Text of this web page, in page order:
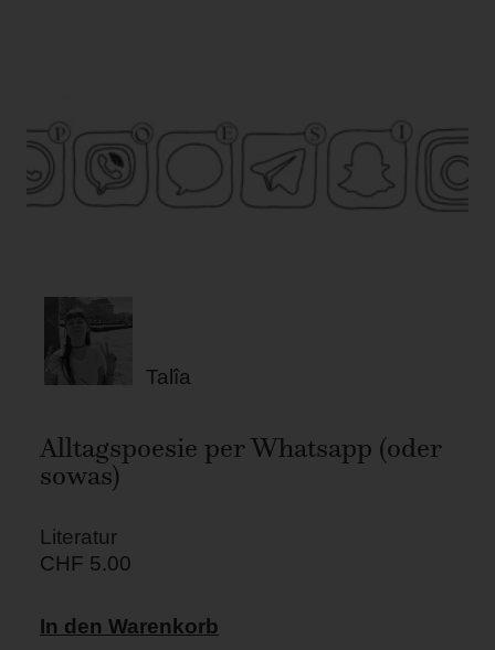
Talîa
Alltagspoesie per Whatsapp (oder
sowas)
Literatur
CHF 5.00
In den Warenkorb